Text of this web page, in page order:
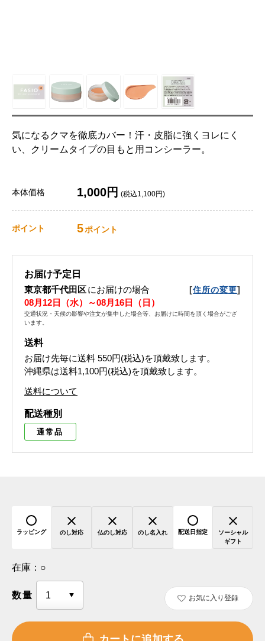
気になるクマを徹底カバー！汗・皮脂に強くヨレにく
い、クリームタイプの目もと用コンシーラー。
本体価格 1,000円 (税込1,100円)
ポイント 5ポイント
お届け予定日
東京都千代田区にお届けの場合 [住所の変更]
08月12日（水）～08月16日（日）
交通状況・天候の影響や注文が集中した場合等、お届けに時間を頂く場合がござ
います。
送料
お届け先毎に送料 550円(税込)を頂戴致します。
沖縄県は送料1,100円(税込)を頂戴致します。
送料について
配送種別
通常品
ラッピング のし対応 仏のし対応 のし名入れ 配送日指定
ソーシャル
ギフト
在庫： ○
数量 お気に入り登録